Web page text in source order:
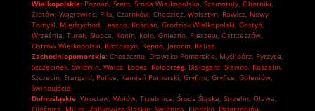
Wielkopolskie: Poznań, Śrem, Środa Wielkopolska, Szamotuły, Oborniki,
Złotów, Wągrowiec, Piła, Czarnków, Chodzież, Wolsztyn, Rawicz, Nowy
Tomyśl, Międzychód, Leszno, Kościan, Grodzisk Wielkopolski, Gostyń,
Września, Turek, Słupca, Konin, Koło, Gniezno, Pleszew, Ostrzeszów,
Ostrów Wielkopolski, Krotoszyn, Kępno, Jarocin, Kalisz.
Zachodniopomorskie: Choszczno, Drawsko Pomorskie, Myślibórz, Pyrzyce,
Szczecinek, Świdwin, Wałcz, Łobez, Kołobrzeg, Białogard, Sławno, Koszalin,
Szczecin, Stargard, Police, Kamień Pomorski, Gryfino, Gryfice, Goleniów,
Świnoujście.
Dolnośląskie: Wrocław, Wołów, Trzebnica, Środa Śląska, Strzelin, Oława,